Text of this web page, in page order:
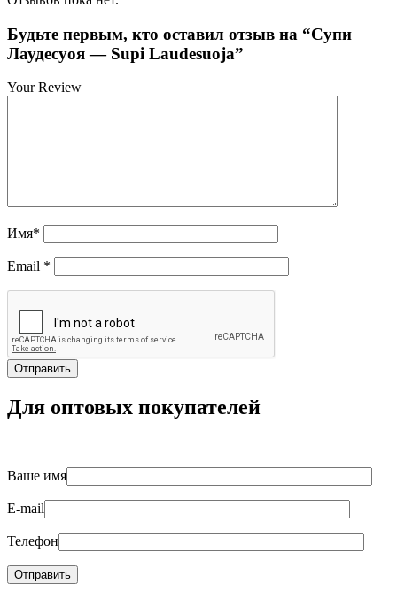
Будьте первым, кто оставил отзыв на “Супи
Лаудесуоя — Supi Laudesuoja”
Your Review
Имя*
Email *
Для оптовых покупателей
Ваше имя
E-mail
Телефон